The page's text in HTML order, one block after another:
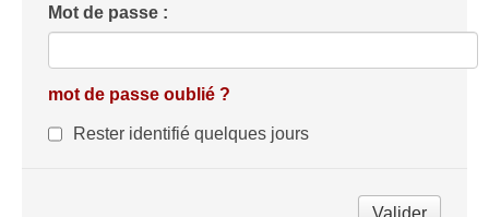
Mot de passe :
mot de passe oublié ?
Rester identifié quelques jours